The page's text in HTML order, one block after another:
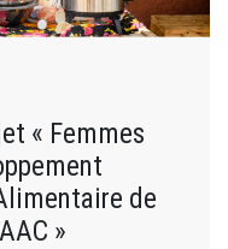
« Femmes
de
»